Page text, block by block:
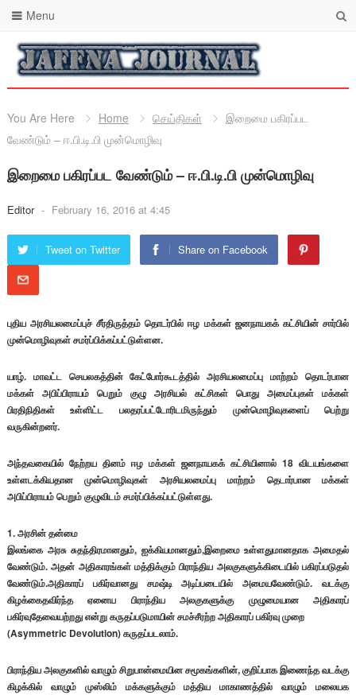
Menu
You Are Here Home செய்திகள்
இறைமை பகிரப்பட
வேண்டும் – ஈ.பி.டி.பி முன்மொழிவு
இறைமை பகிரப்பட வேண்டும் – ஈ.பி.டி.பி முன்மொழிவு
Editor - February 16, 2016 at 4:45
Tweet on Twitter Share on Facebook
புதிய அரசியலமைப்புச் சீர்திருத்தம் தொடர்பில் ஈழ மக்கள் ஜனநாயகக் கட்சியின் சார்பில்
முன்மொழிவுகள் சமர்ப்பிக்கப்பட்டுள்ளன.
யாழ். மாவட்ட செயலகத்தின் கேட்போர்கூடத்தில் அரசியலமைப்பு மாற்றம் தொடர்பான
மக்கள் அபிப்பிராயம் பெறும் குழு அரசியல் கட்சிகள் பொது அமைப்புகள் மக்கள்
பிரதிநிதிகள் உள்ளிட்ட பலதரப்பட்டோரிடமிருந்தும் முன்மொழிவுகளைப் பெற்று
வருகின்றனர்.
அந்தவகையில் நேற்றய தினம் ஈழ மக்கள் ஜனநாயகக் கட்சியினால் 18 விடயங்களை
உள்ளடக்கியதான முன்மொழிவுகள் அரசியலமைப்பு மாற்றம் தெடார்பான மக்கள்
அபிப்பிராயம் பெறும் குழுவிடம் சமர்ப்பிக்கப்பட்டுள்ளது.
1. அரசின் தன்மை
இலங்கை அரசு சுதந்திரமானதும், ஐக்கியமானதும்,இறைமை உள்ளதுமானதாக அமைதல்
வேண்டும். அதன் அதிகாரங்கள் மத்திக்கும் பிராந்திய அலகுகளுக்கிடையில் பகிரப்படுதல்
வேண்டும்.அதிகாரப் பகிர்வானது சமஷ்டி அடிப்படையில் அமையவேண்டும். வடக்கு
கிழக்கைதவிர்ந்த ஏனைய பிராந்திய அலகுகளுக்கு முழுமையான அதிகாரப்
பகிர்வுதேவையற்றது என்று கருதப்படுமாயின் சமச்சீரற்ற அதிகாரப் பகிர்வு முறை
(Asymmetric Devolution) கருதப்படலாம்.
பிராந்திய அலகுகளில் வாழும் சிறுபான்மையின சமூகங்களின், குறிப்பாக இணைந்த வடக்கு
கிழக்கில் வாழும் முஸ்லிம் மக்களுக்கும் மத்திய மாகாணத்தில் வாழும் மலையக